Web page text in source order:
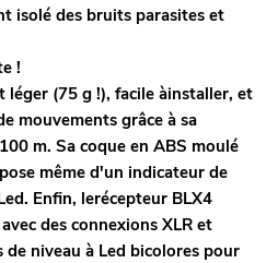
isolé des bruits parasites et
!
léger (75 g !), facile àinstaller, et
mouvements grâce à sa
m. Sa coque en ABS moulé
même d'un indicateur de
Enfin, lerécepteur BLX4
des connexions XLR et
niveau à Led bicolores pour